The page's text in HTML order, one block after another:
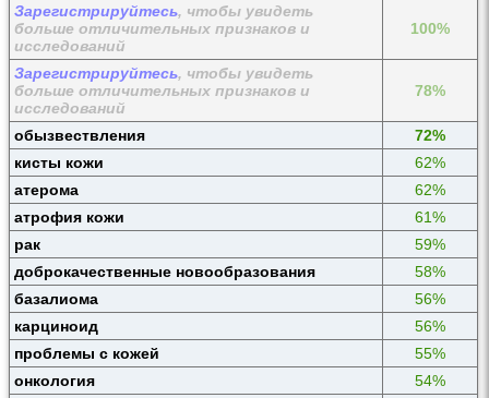
Коагулограмма
Измерения на приеме
Зарегистрируйтесь, чтобы увидеть
больше отличительных признаков и
исследований
100%
Зарегистрируйтесь, чтобы увидеть
больше отличительных признаков и
исследований
78%
обызвествления
72%
кисты кожи
62%
атерома
62%
атрофия кожи
61%
рак
59%
доброкачественные новообразования
58%
базалиома
56%
карциноид
56%
проблемы с кожей
55%
онкология
54%